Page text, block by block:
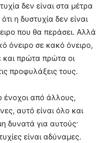
δεν είναι στα μέτρα
η δυστυχία δεν είναι
που θα περάσει. Αλλά
όνειρο σε κακό όνειρο,
και πρώτα πρώτα οι
προφυλάξεις τους.
ένοχοι από άλλους,
αυτό είναι όλο και
δυνατά για αυτούς·
είναι αδύναμες.